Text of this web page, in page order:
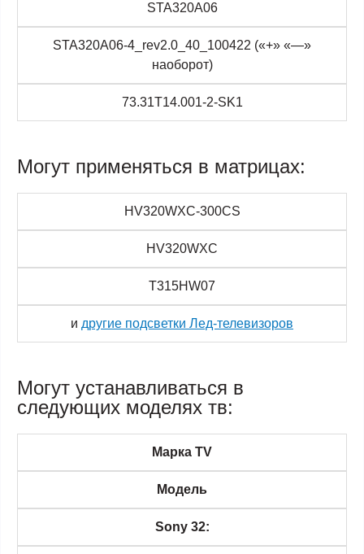
STA320A06
STA320A06-4_rev2.0_40_100422 («+» «—»
наоборот)
73.31T14.001-2-SK1
Могут применяться в матрицах:
HV320WXC-300CS
HV320WXC
T315HW07
и другие подсветки Лед-телевизоров
Могут устанавливаться в
следующих моделях тв:
Марка TV
Модель
Sony 32: